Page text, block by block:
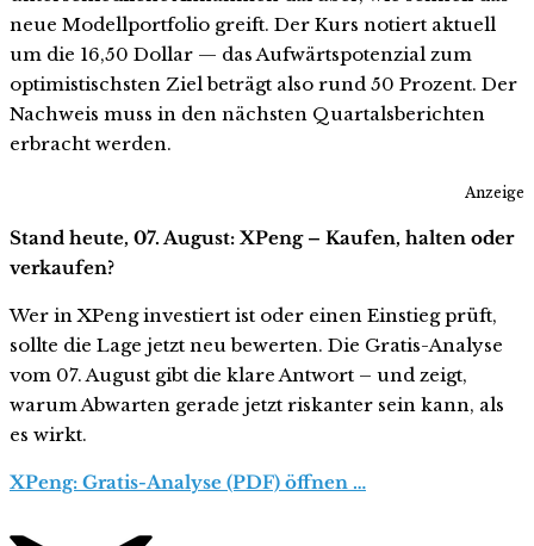
neue Modellportfolio greift. Der Kurs notiert aktuell
um die 16,50 Dollar — das Aufwärtspotenzial zum
optimistischsten Ziel beträgt also rund 50 Prozent. Der
Nachweis muss in den nächsten Quartalsberichten
erbracht werden.
Anzeige
Stand heute, 07. August: XPeng – Kaufen, halten oder
verkaufen?
Wer in XPeng investiert ist oder einen Einstieg prüft,
sollte die Lage jetzt neu bewerten. Die Gratis-Analyse
vom 07. August gibt die klare Antwort – und zeigt,
warum Abwarten gerade jetzt riskanter sein kann, als
es wirkt.
XPeng: Gratis-Analyse (PDF) öffnen …